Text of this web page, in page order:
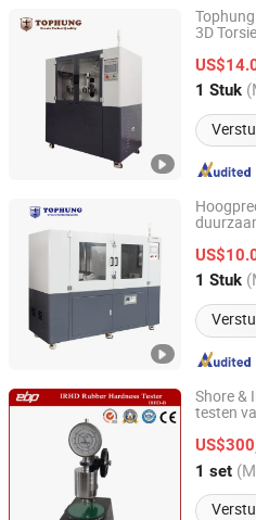
3D
1 Stuk
Suzhou Tophung Machine
Jiangsu, China
1 Stuk
Suzhou Tophung Machine
Jiangsu, China
Shore &
testen
1 set
TAIZHOU EBPU PRECISION
Zhejiang, China